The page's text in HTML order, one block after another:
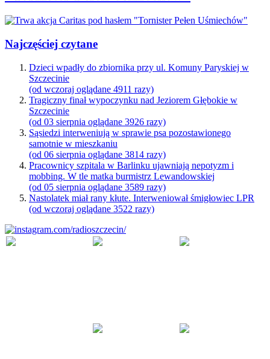
Najczęściej czytane
Dzieci wpadły do zbiornika przy ul. Komuny Paryskiej w
Szczecinie
(od wczoraj oglądane 4911 razy)
Tragiczny finał wypoczynku nad Jeziorem Głębokie w
Szczecinie
(od 03 sierpnia oglądane 3926 razy)
Sąsiedzi interweniują w sprawie psa pozostawionego
samotnie w mieszkaniu
(od 06 sierpnia oglądane 3814 razy)
Pracownicy szpitala w Barlinku ujawniają nepotyzm i
mobbing. W tle matka burmistrz Lewandowskiej
(od 05 sierpnia oglądane 3589 razy)
Nastolatek miał rany kłute. Interweniował śmigłowiec LPR
(od wczoraj oglądane 3522 razy)